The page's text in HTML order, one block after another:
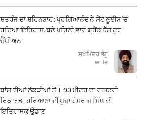
ਸ਼ਤਰੰਜ ਦਾ ਸ਼ਹਿਨਸ਼ਾਹ: ਪ੍ਰਗਿਆਨੰਦ ਨੇ ਸੇਂਟ ਲੂਈਸ 'ਚ
ਰਚਿਆ ਇਤਿਹਾਸ, ਬਣੇ ਪਹਿਲੀ ਵਾਰ ਗ੍ਰੈਂਡ ਚੈੱਸ ਟੂਰ
ਚੈਂਪੀਅਨ
ਸੁਖਮਿੰਦਰ ਭੰਗੂ
writer
ਬਾਂਸ ਦੀਆਂ ਲੱਕੜੀਆਂ ਤੋਂ 1.93 ਮੀਟਰ ਦਾ ਰਾਸ਼ਟਰੀ
ਰਿਕਾਰਡ: ਹਰਿਆਣਾ ਦੀ ਪੂਜਾ ਹੰਸਰਾਜ ਸਿੰਘ ਦੀ
ਇਤਿਹਾਸਕ ਉਡਾਣ